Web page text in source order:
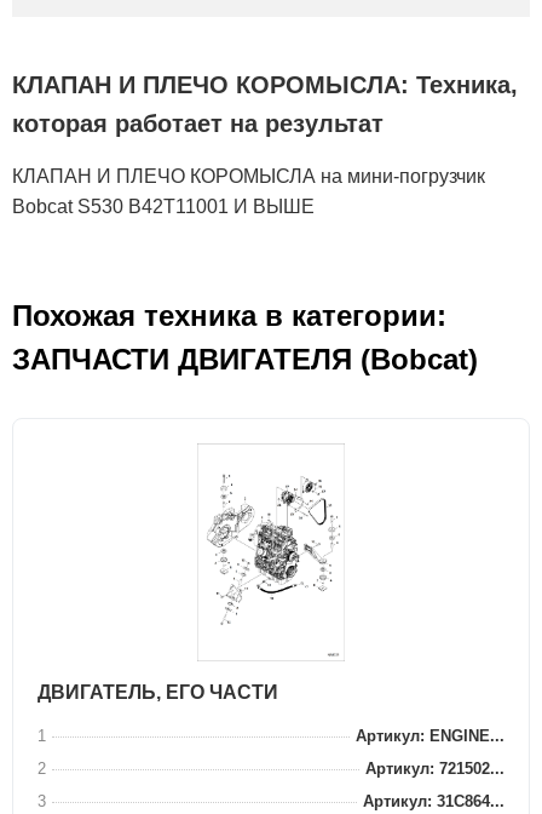
КЛАПАН И ПЛЕЧО КОРОМЫСЛА: Техника,
которая работает на результат
КЛАПАН И ПЛЕЧО КОРОМЫСЛА на мини-погрузчик
Bobcat S530 B42T11001 И ВЫШЕ
Похожая техника в категории:
ЗАПЧАСТИ ДВИГАТЕЛЯ (Bobcat)
ДВИГАТЕЛЬ, ЕГО ЧАСТИ
1
Артикул: ENGINE...
2
Артикул: 721502...
3
Артикул: 31C864...